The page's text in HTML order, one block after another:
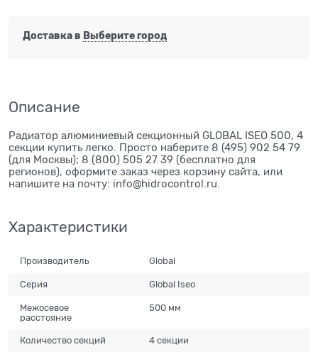
Доставка в Выберите город
Описание
Радиатор алюминиевый секционный GLOBAL ISEO 500, 4
секции купить легко. Просто наберите 8 (495) 902 54 79
(для Москвы); 8 (800) 505 27 39 (бесплатно для
регионов), оформите заказ через корзину сайта, или
напишите на почту: info@hidrocontrol.ru.
Характеристики
Производитель Global
Серия Global Iseo
Межосевое
расстояние
500 мм
Количество секций 4 секции